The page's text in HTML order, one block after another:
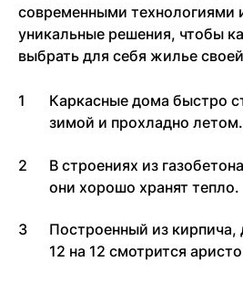
современными технологиями
уникальные решения, чтобы
выбрать для себя жилье
Каркасные дома быстро
зимой и прохладно летом.
В строениях из
они хорошо хранят тепло.
Построенный из
12 на 12 смотрится